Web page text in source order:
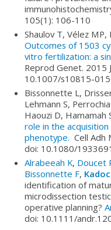
105(1): 106-110
Shaulov T, Vélez MP,
Outcomes of 1503
vitro fertilization: a
Reprod Genet. 2015
10.1007/s10815-
Bissonnette L,
Lehmann S,
Haouzi D, Hamamah
role in the
phenotype. Cell Adh
doi: 10.1080/
Alrabeeah K, Doucet
Bissonnette F,
identification of
microdissection
operative planning?
doi: 10.1111/